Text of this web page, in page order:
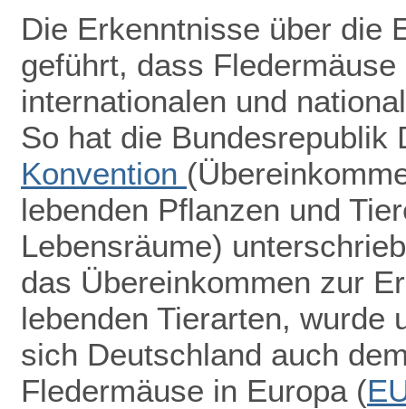
Die Erkenntnisse über die
geführt, dass
internationalen und
So hat die
Konvention
lebenden Pflanzen und
Lebensräume)
das Übereinkommen zur
lebenden Tierarten, wurde
sich Deutschland auch
Fledermäuse in Europa (